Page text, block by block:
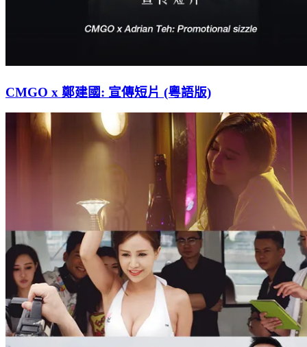
CMGO x 鄭建國: 宣傳短片 (粵語版)